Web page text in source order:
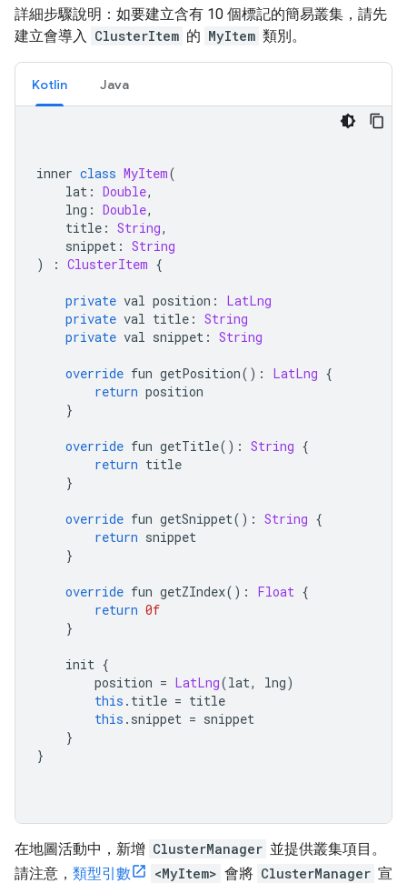
詳細步驟說明：如要建立含有 10 個標記的簡易叢集，請先
建立會導入 ClusterItem 的 MyItem 類別。
Kotlin Java
inner class MyItem(
lat : Double,
lng : Double,
title : String,
snippet : String
)
: ClusterItem {
private val position :
LatLng
private val title : String
private val snippet : String
override fun getPosition(): LatLng {
return position
}
override fun getTitle(): String {
return title
}
override fun getSnippet(): String {
return snippet
}
override fun getZIndex(): Float {
return 0f
}
init {
position = LatLng(lat, lng)
this . title = title
this . snippet = snippet
}
}
在地圖活動中，新增 ClusterManager 並提供叢集項目。
請注意， 類型引數 <MyItem> 會將 ClusterManager 宣